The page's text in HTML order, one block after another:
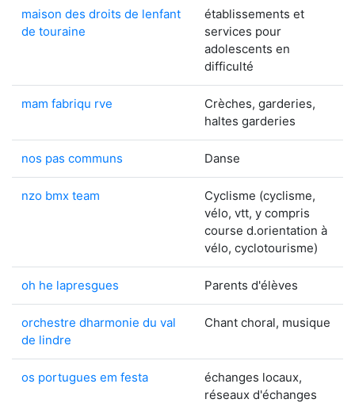
maison des droits de lenfant
de touraine
établissements et
services pour
adolescents en
difficulté
mam fabriqu rve
Crèches, garderies,
haltes garderies
nos pas communs Danse
nzo bmx team
Cyclisme (cyclisme,
vélo, vtt, y compris
course d.orientation à
vélo, cyclotourisme)
oh he lapresgues Parents d'élèves
orchestre dharmonie du val
de lindre
Chant choral, musique
os portugues em festa
échanges locaux,
réseaux d'échanges